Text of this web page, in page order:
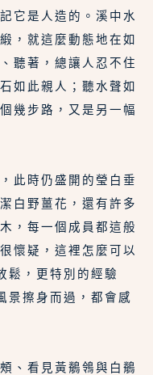
它是人造的。溪中水
，就這麼動態地在如
聽著，總讓人忍不住
如此親人；聽水聲如
幾步路，又是另一幅
此時仍盛開的瑩白垂
白野薑花，還有許多
，每一個成員都這般
懷疑，這裡怎麼可以
鬆，更特別的經驗
景擦身而過，都會感
、看見黃鶺鴒與白鶺